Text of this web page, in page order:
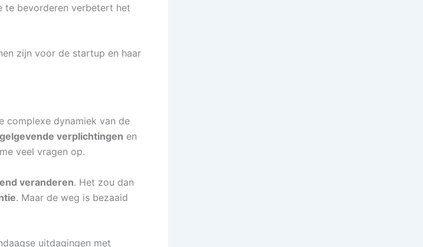
te bevorderen verbetert het
zijn voor de startup en haar
complexe dynamiek van de
verplichtingen en
veel vragen op.
veranderen. Het zou dan
. Maar de weg is bezaaid
uitdagingen met